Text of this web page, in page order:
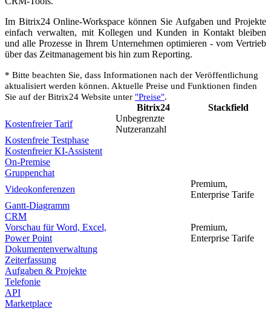
Im Bitrix24 Online-Workspace können Sie Aufgaben und Projekte
einfach verwalten, mit Kollegen und Kunden in Kontakt bleiben
und alle Prozesse in Ihrem Unternehmen optimieren - vom Vertrieb
über das Zeitmanagement bis hin zum Reporting.
* Bitte beachten Sie, dass Informationen nach der Veröffentlichung
aktualisiert werden können. Aktuelle Preise und Funktionen finden
Sie auf der Bitrix24 Website unter "Preise".
Bitrix24
Stackfield
Kostenfreier Tarif
Unbegrenzte
Nutzeranzahl
Kostenfreie Testphase
Kostenfreier KI-Assistent
On-Premise
Gruppenchat
Videokonferenzen
Premium,
Enterprise Tarife
Gantt-Diagramm
CRM
Vorschau für Word, Excel,
Power Point
Premium,
Enterprise Tarife
Dokumentenverwaltung
Zeiterfassung
Aufgaben & Projekte
Telefonie
API
Marketplace